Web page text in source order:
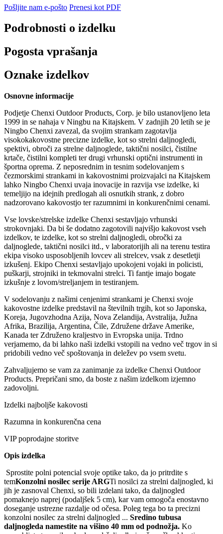
Pošljite nam e-pošto Prenesi kot PDF
Podrobnosti o izdelku
Pogosta vprašanja
Oznake izdelkov
Osnovne informacije
Podjetje Chenxi Outdoor Products, Corp. je bilo ustanovljeno leta
1999 in se nahaja v Ningbu na Kitajskem. V zadnjih 20 letih se je
Ningbo Chenxi zavezal, da svojim strankam zagotavlja
visokokakovostne precizne izdelke, kot so strelni daljnogledi,
spektivi, obroči za strelne daljnoglede, taktični nosilci, čistilne
krtače, čistilni kompleti ter drugi vrhunski optični instrumenti in
športna oprema. Z neposrednim in tesnim sodelovanjem s
čezmorskimi strankami in kakovostnimi proizvajalci na Kitajskem
lahko Ningbo Chenxi uvaja inovacije in razvija vse izdelke, ki
temeljijo na idejnih predlogah ali osnutkih strank, z dobro
nadzorovano kakovostjo ter razumnimi in konkurenčnimi cenami.
Vse lovske/strelske izdelke Chenxi sestavljajo vrhunski
strokovnjaki. Da bi še dodatno zagotovili najvišjo kakovost vseh
izdelkov, te izdelke, kot so strelni daljnogledi, obročki za
daljnoglede, taktični nosilci itd., v laboratorijih ali na terenu testira
ekipa visoko usposobljenih lovcev ali strelcev, vsak z desetletji
izkušenj. Ekipo Chenxi sestavljajo upokojeni vojaki in policisti,
puškarji, strojniki in tekmovalni strelci. Ti fantje imajo bogate
izkušnje z lovom/streljanjem in testiranjem.
V sodelovanju z našimi cenjenimi strankami je Chenxi svoje
kakovostne izdelke predstavil na številnih trgih, kot so Japonska,
Koreja, Jugovzhodna Azija, Nova Zelandija, Avstralija, Južna
Afrika, Brazilija, Argentina, Čile, Združene države Amerike,
Kanada ter Združeno kraljestvo in Evropska unija. Trdno
verjamemo, da bi lahko naši izdelki vstopili na vedno več trgov in si
pridobili vedno več spoštovanja in deležev po vsem svetu.
Zahvaljujemo se vam za zanimanje za izdelke Chenxi Outdoor
Products. Prepričani smo, da boste z našim izdelkom izjemno
zadovoljni.
Izdelki najboljše kakovosti
Razumna in konkurenčna cena
VIP poprodajne storitve
Opis izdelka
Sprostite polni potencial svoje optike tako, da jo pritrdite s
temKonzolni nosilec serije ARGTi nosilci za strelni daljnogled, ki
jih je zasnoval Chenxi, so bili izdelani tako, da daljnogled
pomaknejo naprej (podaljšek 5 cm), kar vam omogoča enostavno
doseganje ustrezne razdalje od očesa. Poleg tega bo ta precizni
konzolni nosilec za strelni daljnogled ... Sredino tubusa
daljnogleda namestite na višino 40 mm od podnožja. Ko